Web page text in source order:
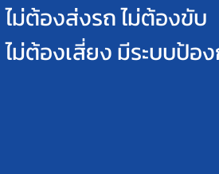
ไม่ต้องส่งรถไม่ต้องขับ
ไม่ต้องเสี่ยงมีระบบป้อ